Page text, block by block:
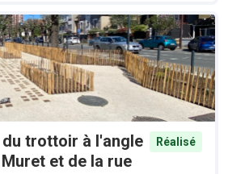
trottoir à l'angle
et de la rue
Réalisé